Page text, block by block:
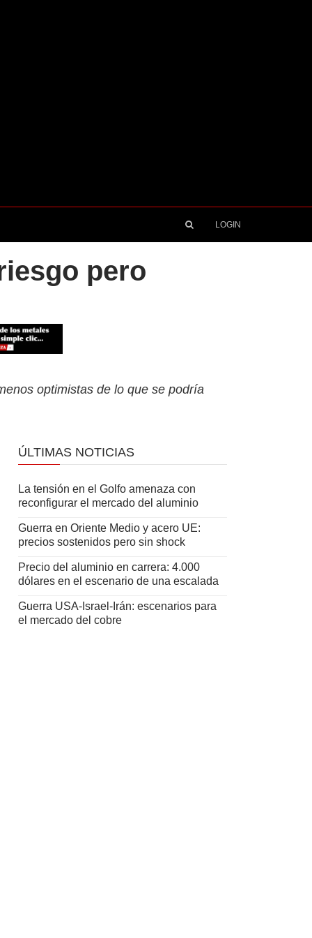
LOGIN
pero
optimistas de lo que se podría
ÚLTIMAS NOTICIAS
La tensión en el Golfo amenaza con
reconfigurar el mercado del aluminio
Guerra en Oriente Medio y acero UE:
precios sostenidos pero sin shock
Precio del aluminio en carrera: 4.000
dólares en el escenario de una escalada
Guerra USA-Israel-Irán: escenarios para
el mercado del cobre